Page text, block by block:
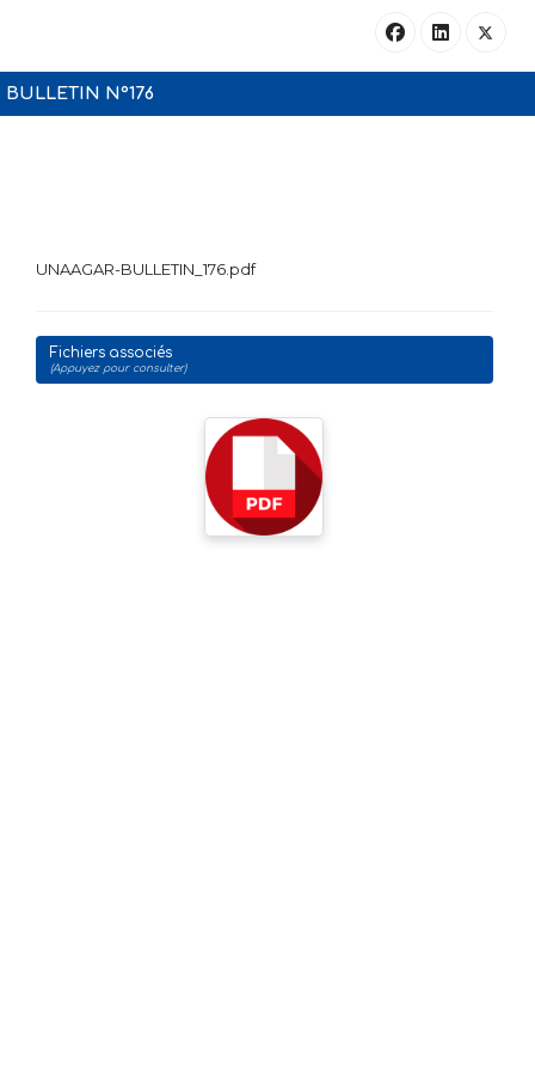
BULLETIN N°176
UNAAGAR-BULLETIN_176.pdf
Fichiers associés
(Appuyez pour consulter)